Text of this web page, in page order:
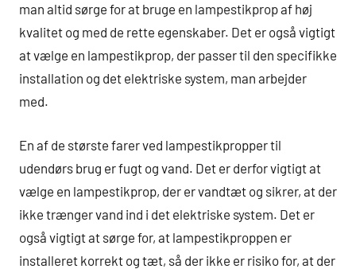
man altid sørge for at bruge en lampestikprop af høj
kvalitet og med de rette egenskaber. Det er også vigtigt
at vælge en lampestikprop, der passer til den specifikke
installation og det elektriske system, man arbejder
med.
En af de største farer ved lampestikpropper til
udendørs brug er fugt og vand. Det er derfor vigtigt at
vælge en lampestikprop, der er vandtæt og sikrer, at der
ikke trænger vand ind i det elektriske system. Det er
også vigtigt at sørge for, at lampestikproppen er
installeret korrekt og tæt, så der ikke er risiko for, at der